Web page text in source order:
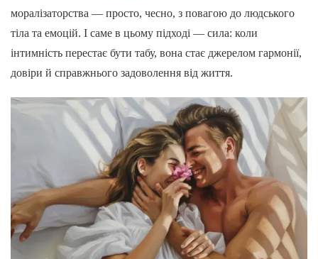
моралізаторства — просто, чесно, з повагою до людського
тіла та емоцій. І саме в цьому підході — сила: коли
інтимність перестає бути табу, вона стає джерелом гармонії,
довіри й справжнього задоволення від життя.